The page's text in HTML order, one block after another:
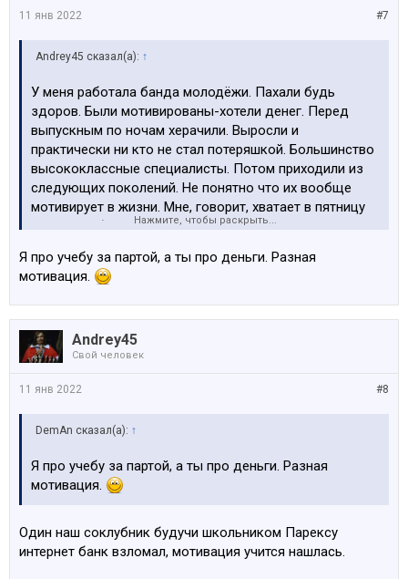
#7
11 янв 2022
Andrey45 сказал(а): ↑
У меня работала банда молодёжи. Пахали будь
здоров. Были мотивированы-хотели денег. Перед
выпускным по ночам херачили. Выросли и
практически ни кто не стал потеряшкой. Большинство
высококлассные специалисты. Потом приходили из
следующих поколений. Не понятно что их вообще
мотивирует в жизни. Мне, говорит, хватает в пятницу
сходить в барчуху пиваса попить.
Нажмите, чтобы раскрыть...
Я про учебу за партой, а ты про деньги. Разная
мотивация.
Andrey45
Свой человек
#8
11 янв 2022
DemAn сказал(а): ↑
Я про учебу за партой, а ты про деньги. Разная
мотивация.
Один наш соклубник будучи школьником Парексу
интернет банк взломал, мотивация учится нашлась.